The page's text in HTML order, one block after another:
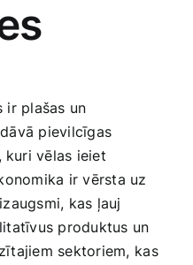
ir plašas un
pievilcīgas
‌kuri vēlas ieiet
ir vērsta uz
kas ļauj
produktus un
sektoriem, ⁢kas